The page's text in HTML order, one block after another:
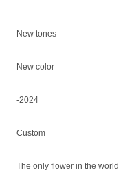
New tones
New color
-2024
Custom
The only flower in the world